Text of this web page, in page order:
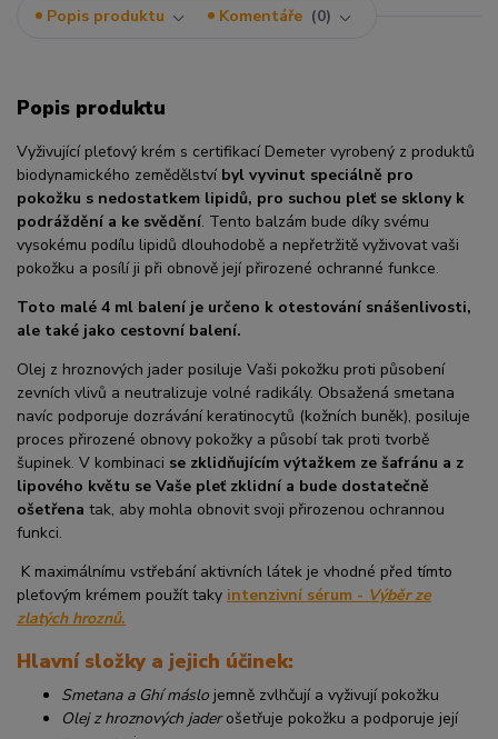
Popis produktu Komentáře 0
Popis produktu
Vyživující pleťový krém s certifikací Demeter vyrobený z produktů
biodynamického zemědělství byl vyvinut speciálně pro
pokožku s nedostatkem lipidů, pro suchou pleť se sklony k
podráždění a ke svědění. Tento balzám bude díky svému
vysokému podílu lipidů dlouhodobě a nepřetržitě vyživovat vaši
pokožku a posílí ji při obnově její přirozené ochranné funkce.
Toto malé 4 ml balení je určeno k otestování snášenlivosti,
ale také jako cestovní balení.
Olej z hroznových jader posiluje Vaši pokožku proti působení
zevních vlivů a neutralizuje volné radikály. Obsažená smetana
navíc podporuje dozrávání keratinocytů (kožních buněk), posiluje
proces přirozené obnovy pokožky a působí tak proti tvorbě
šupinek. V kombinaci se zklidňujícím výtažkem ze šafránu a z
lipového květu se Vaše pleť zklidní a bude dostatečně
ošetřena tak, aby mohla obnovit svoji přirozenou ochrannou
funkci.
K maximálnímu vstřebání aktivních látek je vhodné před tímto
pleťovým krémem použít taky intenzivní sérum - Výběr ze
zlatých hroznů.
Hlavní složky a jejich účinek:
Smetana a Ghí máslo jemně zvlhčují a vyživují pokožku
Olej z hroznových jaderošetřuje pokožku a podporuje její